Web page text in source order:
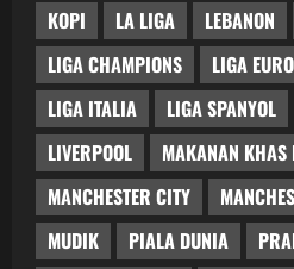
KOPI
LA LIGA LEBANON
LIGA CHAMPIONS
LIGA
LIGA ITALIA
LIGA SPANYOL
LIVERPOOL
MAKANAN KHAS
MANCHESTER CITY
MUDIK
PIALA DUNIA